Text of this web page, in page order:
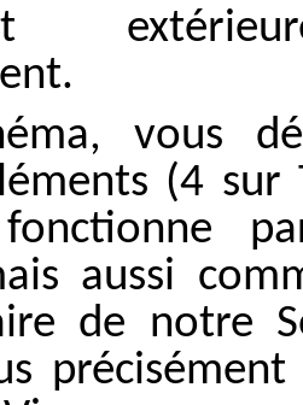
vous
(4
aussi
de notre